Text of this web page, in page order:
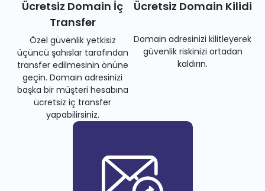
Ücretsiz Domain İç
Transfer
Özel güvenlik yetkisiz
üçüncü şahıslar tarafından
transfer edilmesinin önüne
geçin. Domain adresinizi
başka bir müşteri hesabına
ücretsiz iç transfer
yapabilirsiniz.
Ücretsiz Domain Kilidi
Domain adresinizi kilitleyerek
güvenlik riskinizi ortadan
kaldırın.